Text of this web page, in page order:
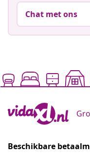
Chat met ons
Beschikbare